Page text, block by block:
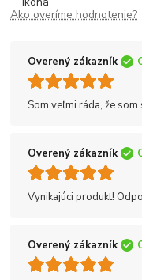
Ako overíme hodnotenie?
Overený zákazník
Som veľmi ráda, že
Overený zákazník
Vynikajúci produkt!
Overený zákazník